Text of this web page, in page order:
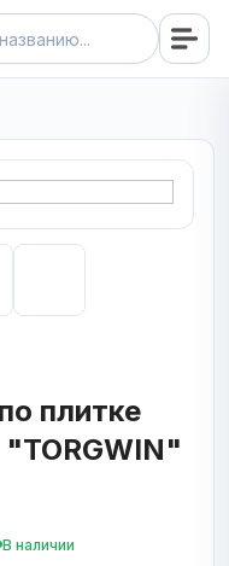
плитке
В наличии